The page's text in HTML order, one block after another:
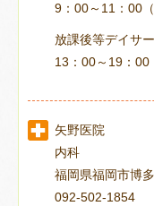
9：00～11：00（
放課後等デイサ
13：00～19：00
矢野医院
内科
福岡県福岡市博
092-502-1854